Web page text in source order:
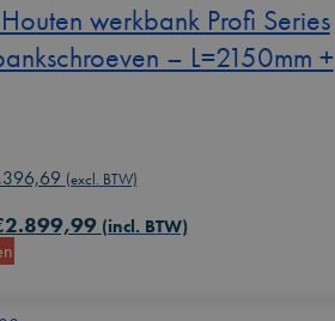
werkbank Profi Series
– L=2150mm +
Huidige
is:
(excl. BTW)
2.899,99 (incl. BTW)